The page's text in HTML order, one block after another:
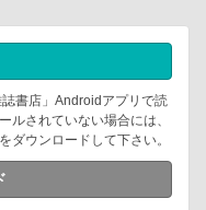
書店」Androidアプリで読
ルされていない場合には、
ダウンロードして下さい。